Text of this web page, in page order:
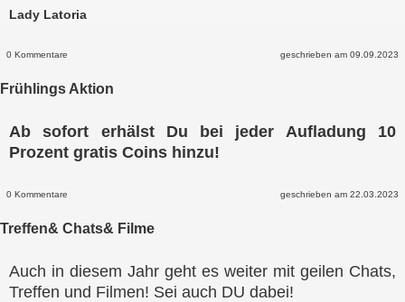
Lady Latoria
0 Kommentare geschrieben am 09.09.2023
Frühlings Aktion
Ab sofort erhälst Du bei jeder Aufladung 10
Prozent gratis Coins hinzu!
0 Kommentare geschrieben am 22.03.2023
Treffen& Chats& Filme
Auch in diesem Jahr geht es weiter mit geilen Chats,
Treffen und Filmen! Sei auch DU dabei!